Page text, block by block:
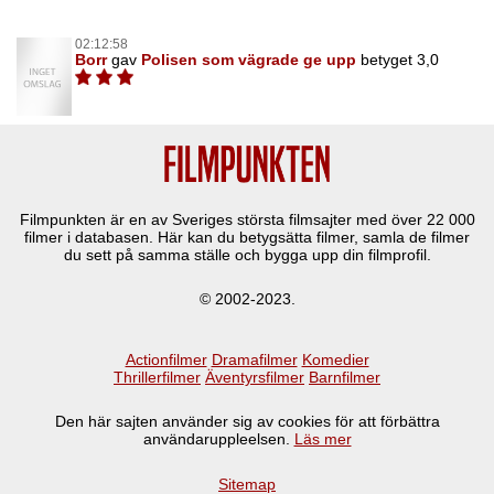
02:12:58
Borrgav Polisen som vägrade ge upp betyget 3,0
Filmpunkten är en av Sveriges största filmsajter med över 22 000
filmer i databasen. Här kan du betygsätta filmer, samla de filmer
du sett på samma ställe och bygga upp din filmprofil.
© 2002-2023.
Actionfilmer Dramafilmer Komedier
Thrillerfilmer Äventyrsfilmer Barnfilmer
Den här sajten använder sig av cookies för att förbättra
användaruppleelsen. Läs mer
Sitemap